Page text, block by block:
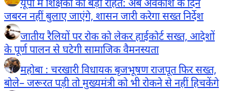
यूपी में शिक्षकों को बड़ी राहत: अब अवकाश के दिन
जबरन नहीं बुलाए जाएंगे, शासन जारी करेगा सख्त निर्देश
जातीय रैलियों पर रोक को लेकर हाईकोर्ट सख्त, आदेशों
के पूर्ण पालन से घटेगी सामाजिक वैमनस्यता
महोबा : चरखारी विधायक बृजभूषण राजपूत फिर सख्त,
बोले– जरूरत पड़ी तो मुख्यमंत्री को भी रोकने से नहीं हिचकेंगे